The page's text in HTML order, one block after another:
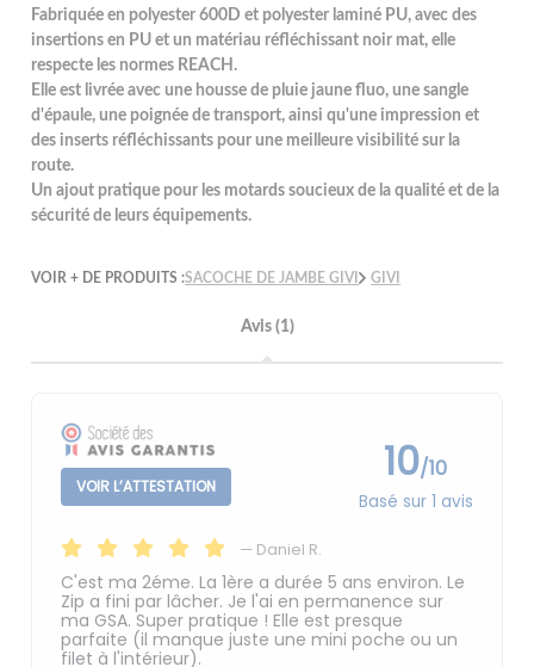
Fabriquée en polyester 600D et polyester laminé PU, avec des
insertions en PU et un matériau réfléchissant noir mat, elle
respecte les normes REACH.
Elle est livrée avec une housse de pluie jaune fluo, une sangle
d'épaule, une poignée de transport, ainsi qu'une impression et
des inserts réfléchissants pour une meilleure visibilité sur la
route.
Un ajout pratique pour les motards soucieux de la qualité et de la
sécurité de leurs équipements.
VOIR + DE PRODUITS :SACOCHE DE JAMBE GIVI GIVI
Avis (1)
VOIR L’ATTESTATION 10/10
Basé sur 1 avis
— Daniel R.
C'est ma 2éme. La 1ère a durée 5 ans environ. Le
Zip a fini par lâcher. Je l'ai en permanence sur
ma GSA. Super pratique ! Elle est presque
parfaite (il manque juste une mini poche ou un
filet à l'intérieur).